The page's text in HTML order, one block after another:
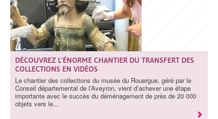
DÉCOUVREZ L'ÉNORME CHANTIER DU TRANSFERT DES
COLLECTIONS EN VIDÉOS
Le chantier des collections du musée du Rouergue, géré par le
Conseil départemental de l’Aveyron, vient d’achever une étape
importante avec le succès du déménagement de près de 20 000
objets vers le...